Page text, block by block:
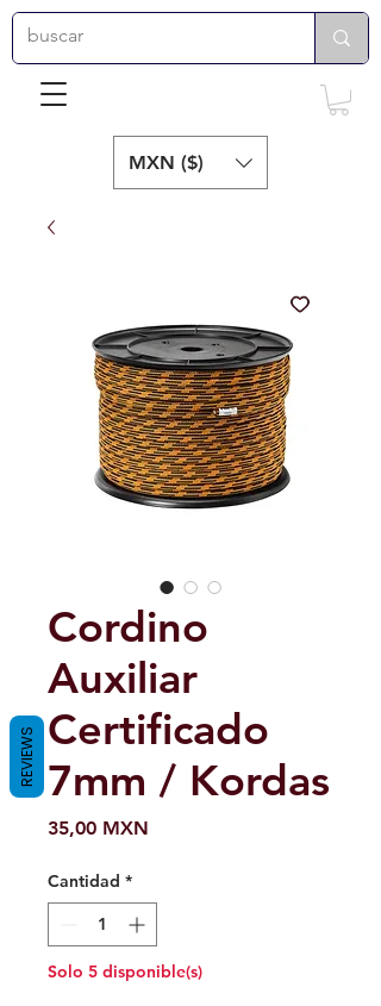
MXN ($)
Cordino
Auxiliar
Certificado
7mm / Kordas
35,00 MXN
Cantidad *
Solo 5 disponible(s)
REVIEWS